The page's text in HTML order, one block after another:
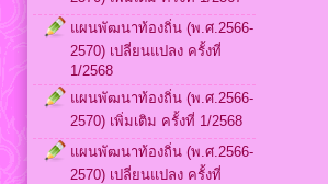
แผนพัฒนาท้องถิ่น (พ.ศ.2566-
2570) เปลี่ยนแปลง ครั้งที่
1/2568
แผนพัฒนาท้องถิ่น (พ.ศ.2566-
2570) เพิ่มเติม ครั้งที่ 1/2568
แผนพัฒนาท้องถิ่น (พ.ศ.2566-
2570) เปลี่ยนแปลง ครั้งที่